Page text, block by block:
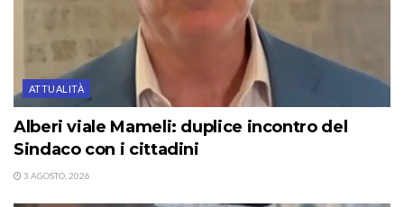
ATTUALITÀ
Alberi viale Mameli: duplice incontro del
Sindaco con i cittadini
3 AGOSTO, 2026